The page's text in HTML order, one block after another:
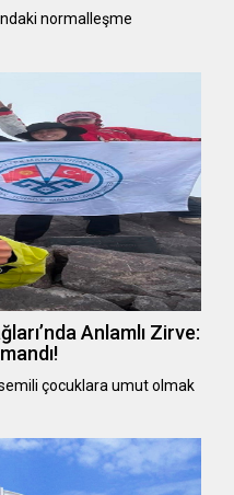
normalleşme
Anlamlı Zirve:
çocuklara umut olmak